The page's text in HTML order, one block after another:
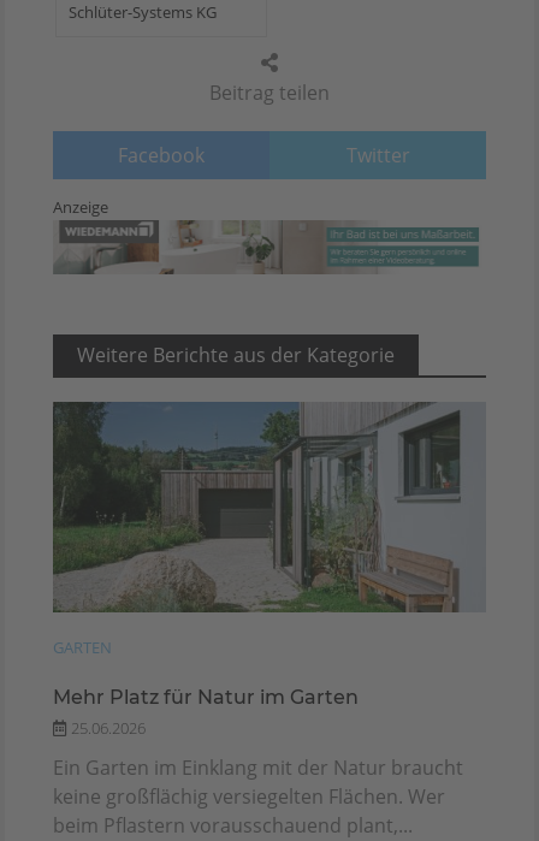
Beitrag teilen
Facebook Twitter
Schlüter-Systems KG
Anzeige
Weitere Berichte aus der Kategorie
GARTEN
Mehr Platz für Natur im Garten
25.06.2026
Ein Garten im Einklang mit der Natur braucht
keine großflächig versiegelten Flächen. Wer
beim Pflastern vorausschauend plant,...